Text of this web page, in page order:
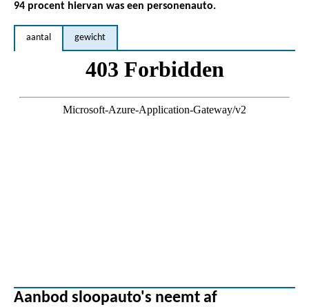
94 procent hiervan was een personenauto.
aantal gewicht
Aanbod sloopauto's neemt af